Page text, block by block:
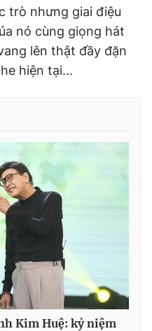
trò nhưng giai điệu
nó cùng giọng hát
lên thật đầy đặn
hiện tại...
Kim Huệ: kỷ niệm